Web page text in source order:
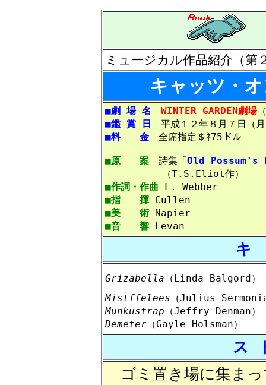
ミュージカル作品紹介（第
キャッツ・
■劇 場 名 WINTER GARDEN劇場
■鑑 賞 日
平成１２年８月７日（
■料 金 全席指定＄ﾈ75ドル
■原 案 詩集「Old
（T.S.Eliot作）
■作詞・作曲 L. Webber
■指 揮 Cullen
■美 術 Napier
■音 響 Levan
キ
Grizabella （Linda Balgord）
Mistffelees （Julius
Munkustrap （Jeffry Denman）
Demeter （Gayle Holsman）
ス
ゴミ置き場に集ま